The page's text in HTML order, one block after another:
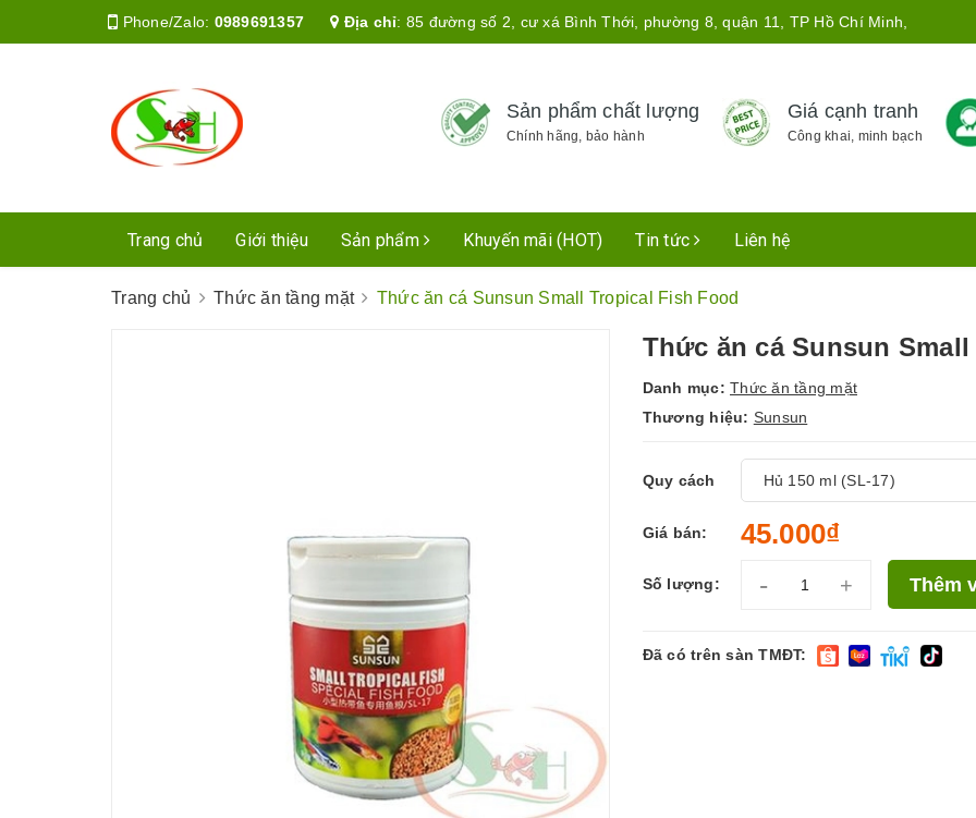
Phone/Zalo: 0989691357 Địa chỉ: 85 đường số 2, cư xá Bình Thới, phường 8, quận 11, TP Hồ Chí Minh,
Sản phẩm chất lượng
Chính hãng, bảo hành
Giá cạnh tranh
Công khai, minh bạch
Trang chủ Giới thiệu Sản phẩm Khuyến mãi (HOT) Tin tức Liên hệ
Trang chủ Thức ăn tầng mặt Thức ăn cá Sunsun Small Tropical Fish Food
Thức ăn cá Sunsun
Danh mục: Thức ăn tầng mặt
Thương hiệu: Sunsun
Quy cách
Giá bán: 45.000₫
Số lượng: - + Thêm
Đã có trên sàn TMĐT: